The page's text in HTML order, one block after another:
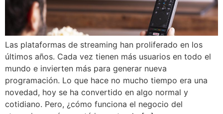
Las plataformas de streaming han proliferado en los
últimos años. Cada vez tienen más usuarios en todo el
mundo e invierten más para generar nueva
programación. Lo que hace no mucho tiempo era una
novedad, hoy se ha convertido en algo normal y
cotidiano. Pero, ¿cómo funciona el negocio del